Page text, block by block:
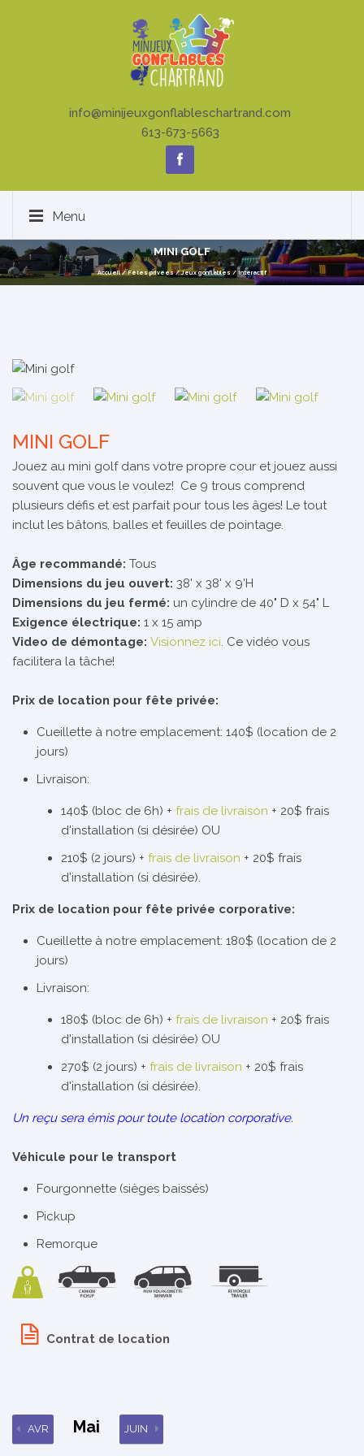
info@minijeuxgonflableschartrand.com
613-673-5663
Menu
MINI GOLF
Accueil/Fêtes privées/Jeux gonflables/Intéractif
MINI GOLF
Jouez au mini golf dans votre propre cour et jouez aussi
souvent que vous le voulez! Ce 9 trous comprend
plusieurs défis et est parfait pour tous les âges! Le tout
inclut les bâtons, balles et feuilles de pointage.
Âge recommandé: Tous
Dimensions du jeu ouvert: 38' x 38' x 9'H
Dimensions du jeu fermé: un cylindre de 40" D x 54" L
Exigence électrique: 1 x 15 amp
Video de démontage: Visionnez ici. Ce vidéo vous
facilitera la tâche!
Prix de location pour fête privée:
Cueillette à notre emplacement: 140$ (location de 2
jours)
Livraison:
140$ (bloc de 6h) + frais de livraison + 20$ frais
d'installation (si désirée) OU
210$ (2 jours) + frais de livraison + 20$ frais
d'installation (si désirée).
Prix de location pour fête privée corporative:
Cueillette à notre emplacement: 180$ (location de 2
jours)
Livraison:
180$ (bloc de 6h) + frais de livraison + 20$ frais
d'installation (si désirée) OU
270$ (2 jours) + frais de livraison + 20$ frais
d'installation (si désirée).
Un reçu sera émis pour toute location corporative.
Véhicule pour le transport
Fourgonnette (sièges baissés)
Pickup
Remorque
Contrat de location
AVR Mai JUIN